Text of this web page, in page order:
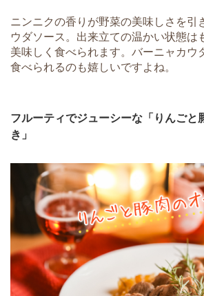
ニンニクの香りが野菜の美味しさを引
ウダソース。出来立ての温かい状態は
美味しく食べられます。バーニャカウ
食べられるのも嬉しいですよね。
フルーティでジューシーな「りんごと
き」